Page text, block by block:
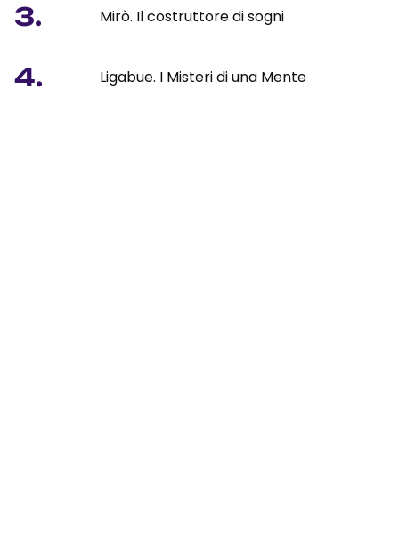
3. Mirò. Il costruttore di sogni
4. Ligabue. I Misteri di una Mente